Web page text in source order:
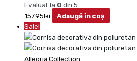
Evaluat la 0 din 5
157.95lei
Adaugă în coș
Sale!
Allegria Collection